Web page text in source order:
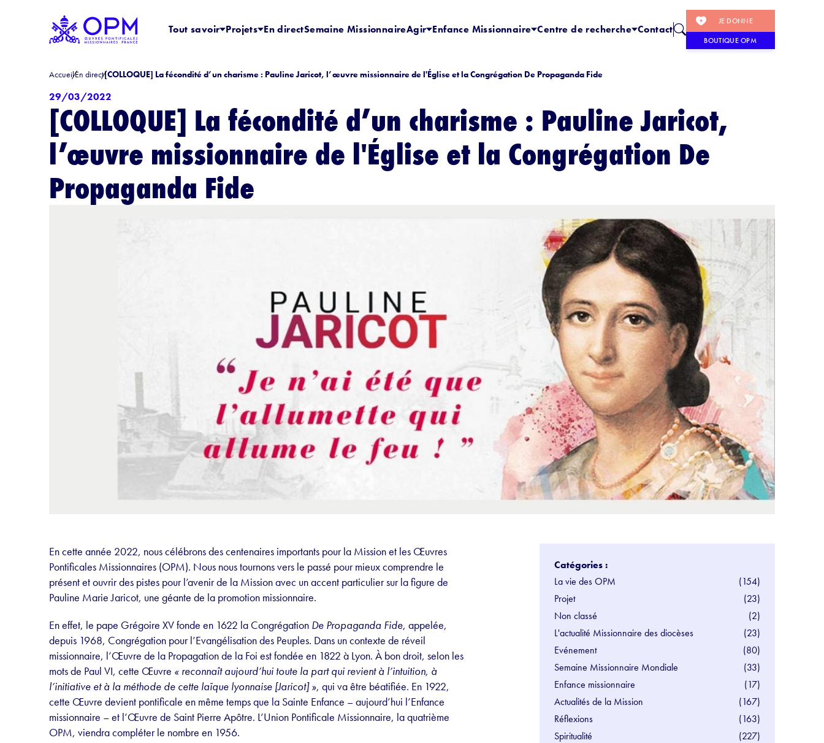
Tout savoir Projets En directSemaine MissionnaireAgir Enfance Missionnaire Centre de recherche Contact
JE DONNE
BOUTIQUE OPM
AccueilEn direct[COLLOQUE] La fécondité d’un charisme : Pauline Jaricot, l’œuvre missionnaire de l'Église et la Congrégation De Propaganda Fide
29/03/2022
[COLLOQUE] La fécondité d’un charisme : Pauline Jaricot,
l’œuvre missionnaire de l'Église et la Congrégation De
Propaganda Fide
En cette année 2022, nous célébrons des centenaires importants pour la Mission et les Œuvres
Pontificales Missionnaires (OPM). Nous nous tournons vers le passé pour mieux comprendre le
présent et ouvrir des pistes pour l’avenir de la Mission avec un accent particulier sur la figure de
Pauline Marie Jaricot, une géante de la promotion missionnaire.
En effet, le pape Grégoire XV fonde en 1622 la Congrégation De Propaganda Fide, appelée,
depuis 1968, Congrégation pour l’Evangélisation des Peuples. Dans un contexte de réveil
missionnaire, l’Œuvre de la Propagation de la Foi est fondée en 1822 à Lyon. À bon droit, selon les
mots de Paul VI, cette Œuvre « reconnaît aujourd’hui toute la part qui revient à l’intuition, à
l’initiative et à la méthode de cette laïque lyonnaise [Jaricot] », qui va être béatifiée. En 1922,
cette Œuvre devient pontificale en même temps que la Sainte Enfance – aujourd’hui l’Enfance
missionnaire – et l’Œuvre de Saint Pierre Apôtre. L’Union Pontificale Missionnaire, la quatrième
OPM, viendra compléter le nombre en 1956.
Catégories :
La vie des OPM
(154)
Projet
(23)
Non classé
(2)
L'actualité Missionnaire des diocèses
(23)
Evénement
(80)
Semaine Missionnaire Mondiale
(33)
Enfance missionnaire
(17)
Actualités de la Mission
(167)
Réflexions
(163)
Spiritualité
(227)